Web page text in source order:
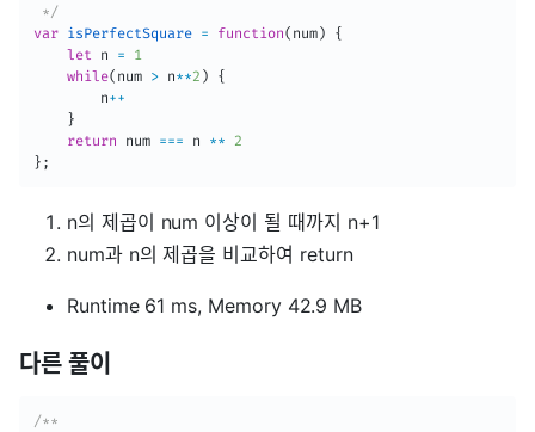
*/
var isPerfectSquare = function( num )
{
let n =
1
while( num > n**2 )
{
        n
++
}
return num === n **
2
} ;
n의 제곱이 num 이상이 될 때까지 n+1
num과 n의 제곱을 비교하여 return
Runtime 61 ms, Memory 42.9 MB
다른 풀이
/**